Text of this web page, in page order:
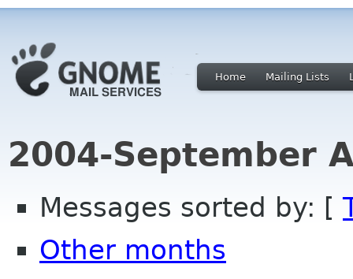
Home Mailing Lists
2004-September
Messages sorted by: [
Other months